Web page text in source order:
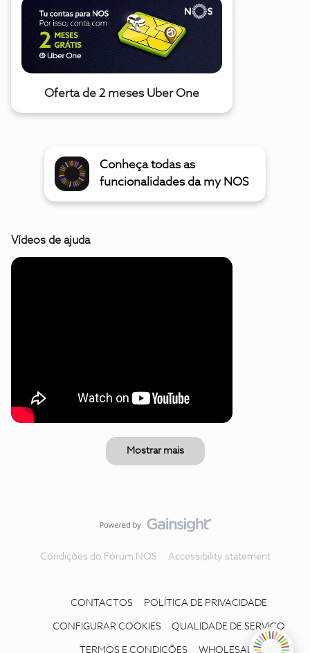
Oferta de 2 meses Uber One
Conheça todas as
funcionalidades da my NOS
Vídeos de ajuda
Mostrar mais
Condições do Fórum NOS Accessibility statement
CONTACTOS POLÍTICA DE PRIVACIDADE
CONFIGURAR COOKIES QUALIDADE DE SERVIÇO
TERMOS E CONDIÇÕES WHOLESALE